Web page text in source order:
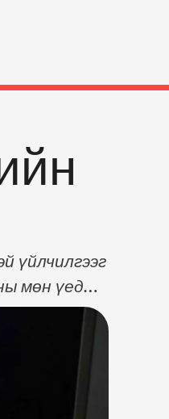
үйлчилгээг
мөн үед
нь